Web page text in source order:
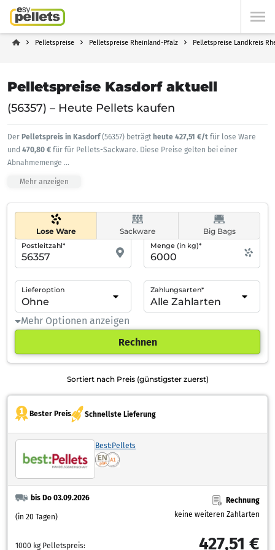
Pelletspreise Pelletspreise Rheinland-Pfalz Pelletspreise Landkreis
Pelletspreise Kasdorf aktuell
(56357) – Heute Pellets kaufen
Der Pelletspreis in Kasdorf(56357) beträgt heute 427,51 €/t für lose Ware
und 470,80 € für für Pellets-Sackware. Diese Preise gelten bei einer
Abnahmemenge ...
Mehr anzeigen
Lose Ware Sackware Big Bags
Postleitzahl* Menge (in kg)*
Lieferoption Zahlungsarten*
Mehr Optionen anzeigen
Rechnen
Sortiert nach Preis (günstigster zuerst)
Bester Preis Schnellste Lieferung
Best:Pellets
bis Do 03.09.2026
(in 20 Tagen)
Rechnung
keine weiteren Zahlarten
1000 kg Pelletspreis: 427,51 €